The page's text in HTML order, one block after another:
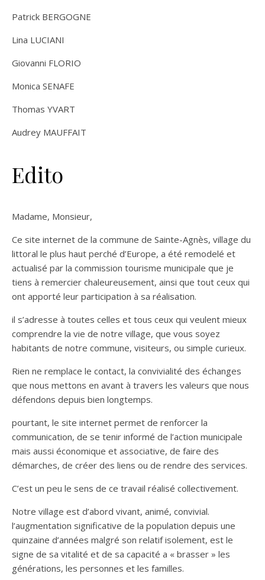
Patrick BERGOGNE
Lina LUCIANI
Giovanni FLORIO
Monica SENAFE
Thomas YVART
Audrey MAUFFAIT
Edito
Madame, Monsieur,
Ce site internet de la commune de Sainte-Agnès, village du
littoral le plus haut perché d’Europe, a été remodelé et
actualisé par la commission tourisme municipale que je
tiens à remercier chaleureusement, ainsi que tout ceux qui
ont apporté leur participation à sa réalisation.
il s’adresse à toutes celles et tous ceux qui veulent mieux
comprendre la vie de notre village, que vous soyez
habitants de notre commune, visiteurs, ou simple curieux.
Rien ne remplace le contact, la convivialité des échanges
que nous mettons en avant à travers les valeurs que nous
défendons depuis bien longtemps.
pourtant, le site internet permet de renforcer la
communication, de se tenir informé de l’action municipale
mais aussi économique et associative, de faire des
démarches, de créer des liens ou de rendre des services.
C’est un peu le sens de ce travail réalisé collectivement.
Notre village est d’abord vivant, animé, convivial.
l’augmentation significative de la population depuis une
quinzaine d’années malgré son relatif isolement, est le
signe de sa vitalité et de sa capacité a « brasser » les
générations, les personnes et les familles.